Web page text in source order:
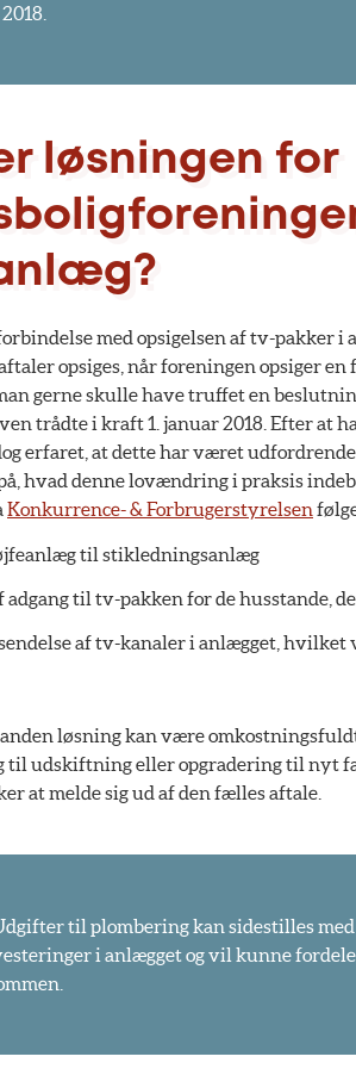
løsningen for
med opsigelsen af tv-pakker i
opsiges, når foreningen opsiger
gerne skulle have truffet en
trådte i kraft 1. januar 2018. Efter at
erfaret, at dette har været
hvad denne lovændring i praksis
Konkurrence- & Forbrugerstyrelsen
til stikledningsanlæg
adgang til tv-pakken for de husstande,
af tv-kanaler i anlægget,
løsning kan være
til udskiftning eller opgradering til nyt
at melde sig ud af den fælles aftale.
til plombering kan sidestilles
i anlægget og vil kunne